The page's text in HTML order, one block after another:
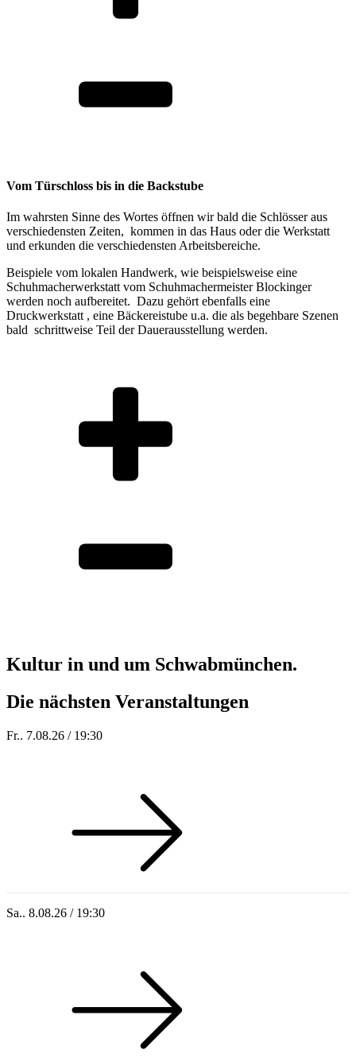
Vom Türschloss bis in die Backstube
Im wahrsten Sinne des Wortes öffnen wir bald die Schlösser aus
verschiedensten Zeiten, kommen in das Haus oder die Werkstatt
und erkunden die verschiedensten Arbeitsbereiche.
Beispiele vom lokalen Handwerk, wie beispielsweise eine
Schuhmacherwerkstatt vom Schuhmachermeister Blockinger
werden noch aufbereitet. Dazu gehört ebenfalls eine
Druckwerkstatt , eine Bäckereistube u.a. die als begehbare Szenen
bald schrittweise Teil der Dauerausstellung werden.
Kultur in und um Schwabmünchen.
Die nächsten Veranstaltungen
Fr.. 7.08.26 / 19:30
Sa.. 8.08.26 / 19:30